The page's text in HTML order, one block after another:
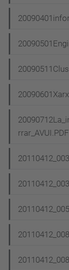
rrar_AVUI.PDF